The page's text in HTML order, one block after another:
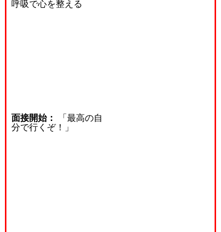
呼吸で心を整える
面接開始：
「最高の自
分で行くぞ！」